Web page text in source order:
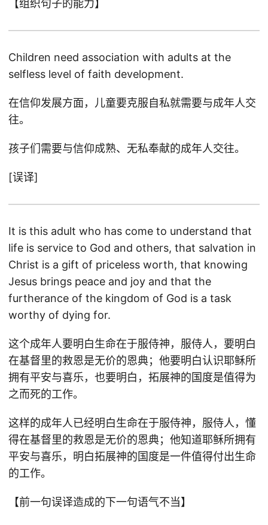
【组织句子的能力】
Children need association with adults at the
selfless level of faith development.
在信仰发展方面，儿童要克服自私就需要与成年人交
往。
孩子们需要与信仰成熟、无私奉献的成年人交往。
[误译]
It is this adult who has come to understand that
life is service to God and others, that salvation in
Christ is a gift of priceless worth, that knowing
Jesus brings peace and joy and that the
furtherance of the kingdom of God is a task
worthy of dying for.
这个成年人要明白生命在于服侍神，服侍人，要明白
在基督里的救恩是无价的恩典；他要明白认识耶稣所
拥有平安与喜乐，也要明白，拓展神的国度是值得为
之而死的工作。
这样的成年人已经明白生命在于服侍神，服侍人，懂
得在基督里的救恩是无价的恩典；他知道耶稣所拥有
平安与喜乐，明白拓展神的国度是一件值得付出生命
的工作。
【前一句误译造成的下一句语气不当】